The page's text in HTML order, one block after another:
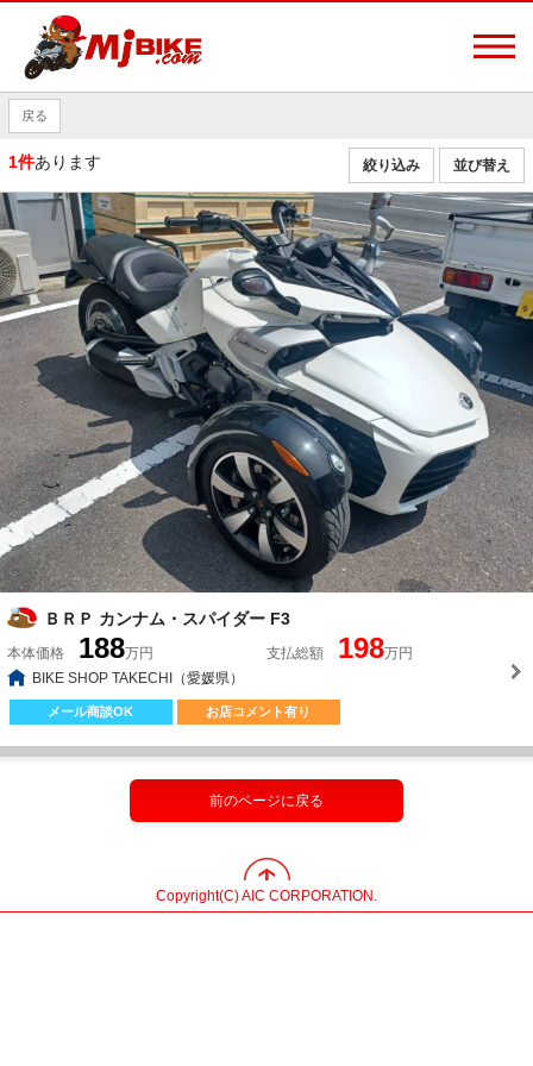
戻る
1件あります 並び替え
絞り込み
ＢＲＰ カンナム・スパイダー F3
本体価格 188万円 支払総額 198万円
BIKE SHOP TAKECHI（愛媛県）
メール商談OK お店コメント有り
前のページに戻る
Copyright(C) AIC CORPORATION.